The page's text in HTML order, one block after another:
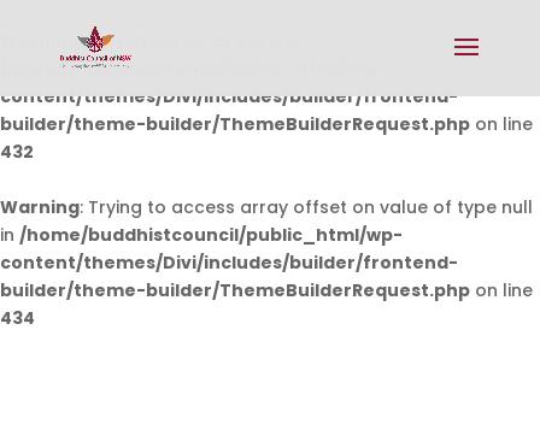
Warning: Undefined array key 0 in
/home/buddhistcouncil/public_html/wp-
content/themes/Divi/includes/builder/frontend-
builder/theme-builder/ThemeBuilderRequest.php on line
432
Warning: Trying to access array offset on value of type null
in /home/buddhistcouncil/public_html/wp-
content/themes/Divi/includes/builder/frontend-
builder/theme-builder/ThemeBuilderRequest.php on line
434